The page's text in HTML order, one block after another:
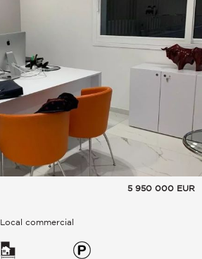
5 950 000 EUR
Local commercial